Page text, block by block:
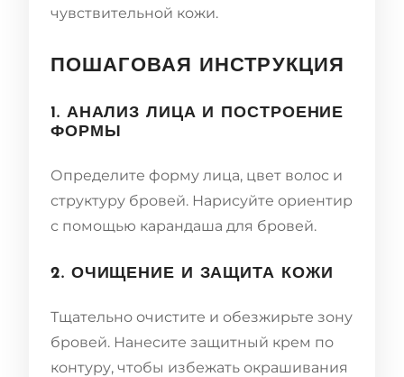
чувствительной кожи.
ПОШАГОВАЯ ИНСТРУКЦИЯ
1. АНАЛИЗ ЛИЦА И ПОСТРОЕНИЕ
ФОРМЫ
Определите форму лица, цвет волос и
структуру бровей. Нарисуйте ориентир
с помощью карандаша для бровей.
2. ОЧИЩЕНИЕ И ЗАЩИТА КОЖИ
Тщательно очистите и обезжирьте зону
бровей. Нанесите защитный крем по
контуру, чтобы избежать окрашивания